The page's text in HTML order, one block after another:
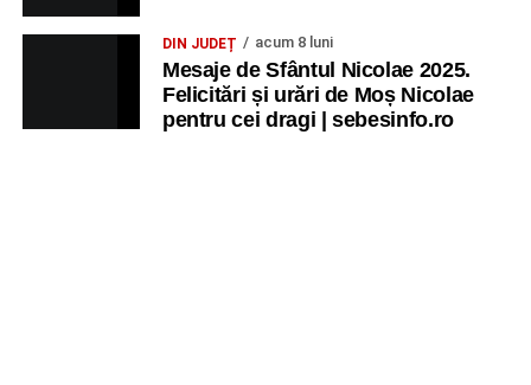
DIN JUDEȚ acum 8 luni
Mesaje de Sfântul Nicolae 2025.
Felicitări și urări de Moș Nicolae
pentru cei dragi | sebesinfo.ro